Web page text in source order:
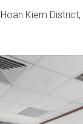
Kiem